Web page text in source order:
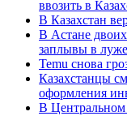
ввозить в
В Казахстан
В Астане
заплывы в луже
Temu снова
Казахстанцы
оформления
В Центральном